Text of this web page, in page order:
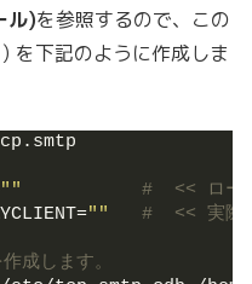
ル)を参照するので、この
) を下記のように作成しま
""
#  << ロー
"" #  << 実際
します。